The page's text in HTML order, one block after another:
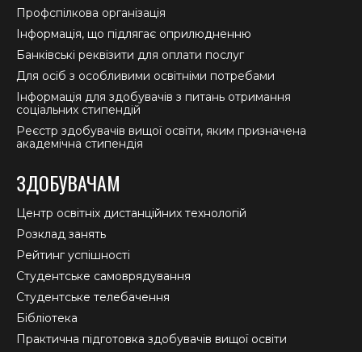
Профспілкова організація
Інформація, що підлягає оприлюдненню
Банківські реквізити для оплати послуг
Для осіб з особливими освітніми потребами
Інформація для здобувачів з питань отримання
соціальних стипендій
Реєстр здобувачів вищої освіти, яким призначена
академічна стипендія
ЗДОБУВАЧАМ
Центр освітніх дистанційних технологій
Розклад занять
Рейтинг успішності
Студентське самоврядування
Студентське телебачення
Бібліотека
Практична підготовка здобувачів вищої освіти